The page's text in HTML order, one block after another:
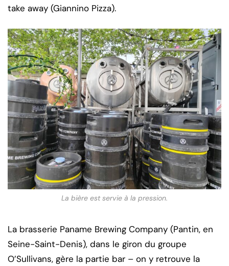
take away (Giannino Pizza).
La bière est servie à la pression.
La brasserie Paname Brewing Company (Pantin, en
Seine-Saint-Denis), dans le giron du groupe
O’Sullivans, gère la partie bar – on y retrouve la